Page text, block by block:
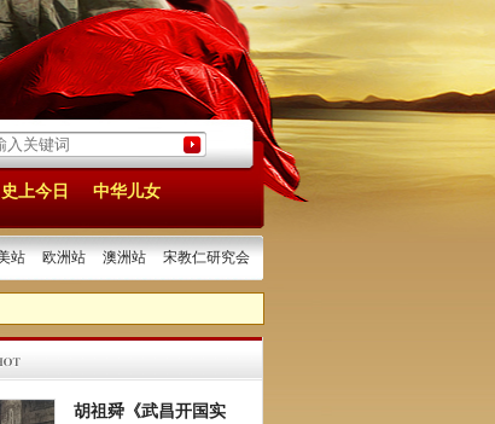
建国方略》中的运河 [2025/05/06] 《实业计划》：中国现代化建设的宏
史上今日 中华儿女
站 欧洲站 澳洲站 宋教仁研究会
胡祖舜《武昌开国实